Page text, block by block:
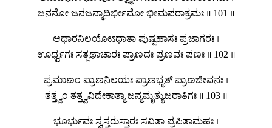
ಜನನೋ ಜನಜನ್ಮಾದಿರ್ಭೀಮೋ ಭೀಮಪರಾಕ್ರಮಃ ॥ 101 ॥
ಆಧಾರನಿಲಯೋಽಧಾತಾ ಪುಷ್ಪಹಾಸಃ ಪ್ರಜಾಗರಃ ।
ಊರ್ಧ್ವಗಃ ಸತ್ಪಥಾಚಾರಃ ಪ್ರಾಣದಃ ಪ್ರಣವಃ ಪಣಃ ॥ 102 ॥
ಪ್ರಮಾಣಂ ಪ್ರಾಣನಿಲಯಃ ಪ್ರಾಣಭೃತ್ ಪ್ರಾಣಜೀವನಃ ।
ತತ್ತ್ವಂ ತತ್ತ್ವವಿದೇಕಾತ್ಮಾ ಜನ್ಮಮೃತ್ಯುಜರಾತಿಗಃ ॥ 103 ॥
ಭೂರ್ಭುವಃ ಸ್ವಸ್ತರುಸ್ತಾರಃ ಸವಿತಾ ಪ್ರಪಿತಾಮಹಃ ।